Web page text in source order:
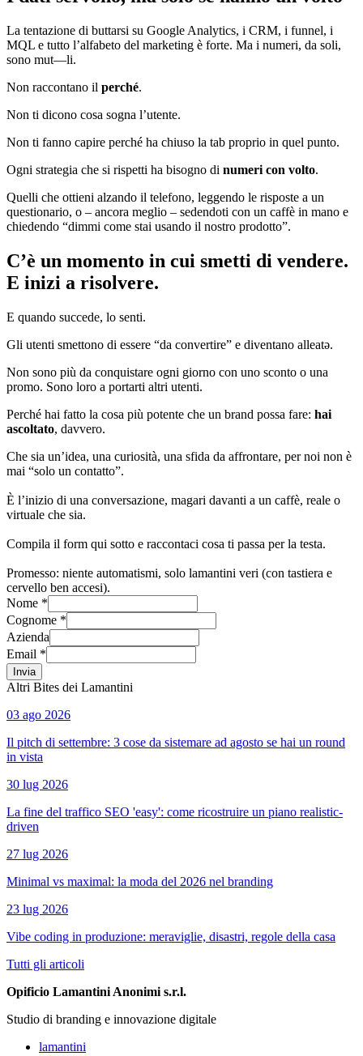
La tentazione di buttarsi su Google Analytics, i CRM, i funnel, i
MQL e tutto l’alfabeto del marketing è forte. Ma i numeri, da soli,
sono mut—li.
Non raccontano il perché.
Non ti dicono cosa sogna l’utente.
Non ti fanno capire perché ha chiuso la tab proprio in quel punto.
Ogni strategia che si rispetti ha bisogno di numeri con volto.
Quelli che ottieni alzando il telefono, leggendo le risposte a un
questionario, o – ancora meglio – sedendoti con un caffè in mano e
chiedendo “dimmi come stai usando il nostro prodotto”.
C’è un momento in cui smetti di vendere.
E inizi a risolvere.
E quando succede, lo senti.
Gli utenti smettono di essere “da convertire” e diventano alleatə.
Non sono più da conquistare ogni giorno con uno sconto o una
promo. Sono loro a portarti altri utenti.
Perché hai fatto la cosa più potente che un brand possa fare: hai
ascoltato, davvero.
Che sia un’idea, una curiosità, una sfida da affrontare, per noi non è
mai “solo un contatto”.
È l’inizio di una conversazione, magari davanti a un caffè, reale o
virtuale che sia.
Compila il form qui sotto e raccontaci cosa ti passa per la testa.
Promesso: niente automatismi, solo lamantini veri (con tastiera e
cervello ben accesi).
Nome *
Cognome *
Azienda
Email *
Invia
Altri Bites dei Lamantini
03 ago 2026
Il pitch di settembre: 3 cose da sistemare ad agosto se hai un round
in vista
30 lug 2026
La fine del traffico SEO 'easy': come ricostruire un piano realistic-
driven
27 lug 2026
Minimal vs maximal: la moda del 2026 nel branding
23 lug 2026
Vibe coding in produzione: meraviglie, disastri, regole della casa
Tutti gli articoli
Opificio Lamantini Anonimi s.r.l.
Studio di branding e innovazione digitale
lamantini